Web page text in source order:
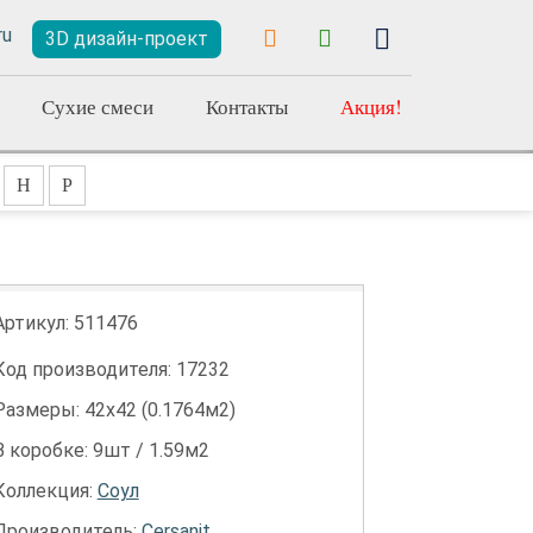
3D дизайн-проект
Сухие смеси Контакты Акция!
Н Р
511476
производителя: 17232
42х42 (0.1764м2)
коробке: 9шт / 1.59м2
Соул